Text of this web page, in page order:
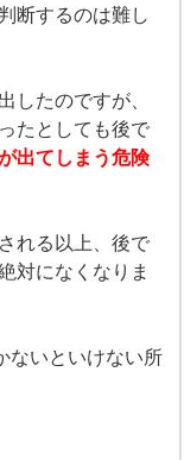
断するのは難し
したのですが、
たとしても後で
出てしまう危険
れる以上、後で
対になくなりま
ないといけない所